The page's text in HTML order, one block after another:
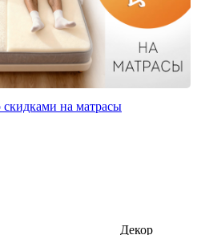
на матрасы
Декор